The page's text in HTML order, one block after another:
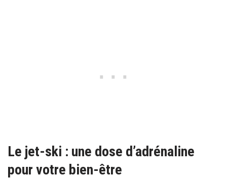
Le jet-ski : une dose d’adrénaline
pour votre bien-être